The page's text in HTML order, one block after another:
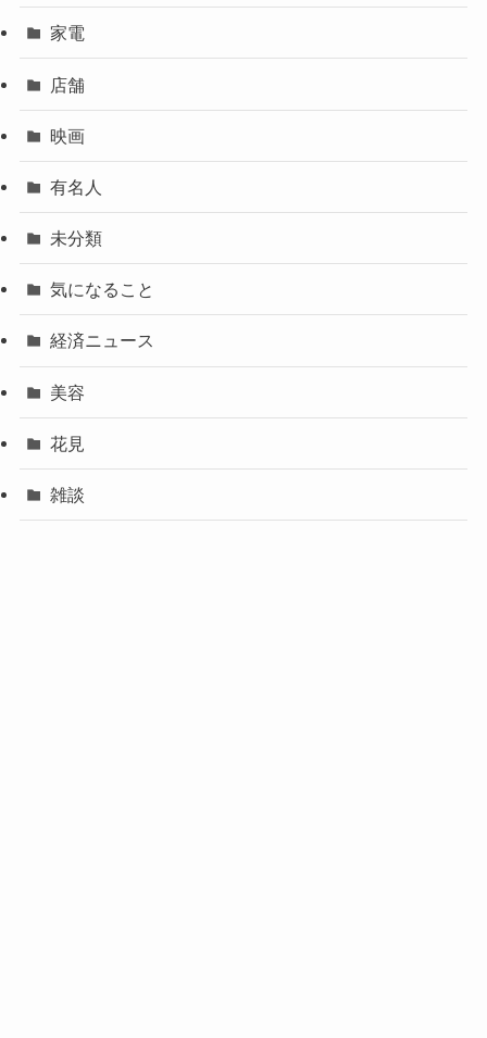
家電
店舗
映画
有名人
未分類
気になること
経済ニュース
美容
花見
雑談